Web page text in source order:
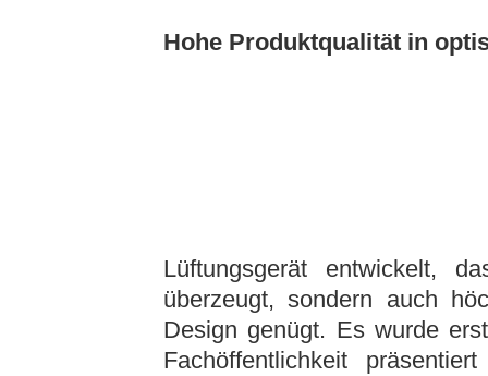
Hohe Produktqualität in
Lüftungsgerät entwickelt,
überzeugt, sondern auch
Design genügt. Es wurde
Fachöffentlichkeit